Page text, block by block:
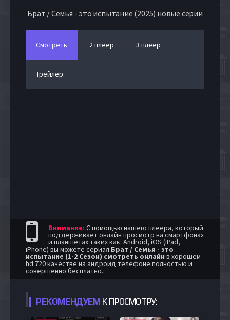
Брат / Семья - это испытание (2025) новые серии
Смотреть 2 плеер 3 плеер
Трейлер
Внимание: С помощью нашего плеера, который
поддерживает онлайн просмотр на смартфонах
и планшетах таких как: Android, iOS (iPad,
iPhone) вы можете сериал Брат / Семья - это
испытание (1-2 Сезон) смотреть онлайн в хорошем
hd 720 качестве на андроид телефоне полностью и
совершенно бесплатно.
РЕКОМЕНДУЕМ К ПРОСМОТРУ: